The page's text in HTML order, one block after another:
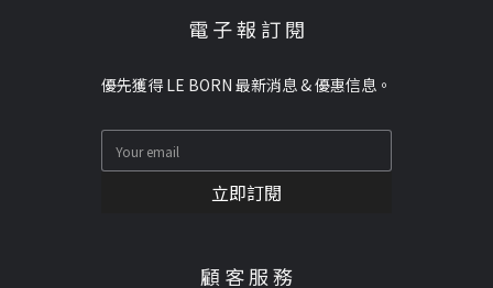
電 子 報 訂 閱
優先獲得 LE BORN 最新消息 & 優惠信息。
立即訂閱
顧 客 服 務